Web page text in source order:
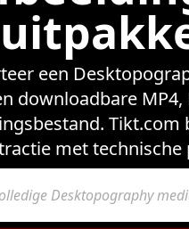
een
downloadbare MP4,
Tikt.com
met technische